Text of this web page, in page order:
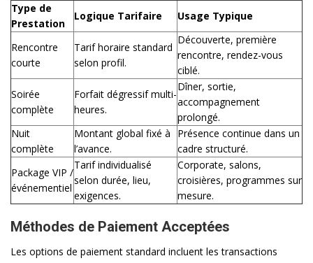
Type de
Prestation
Logique Tarifaire Usage Typique
Rencontre
courte
Tarif horaire standard
selon profil.
Découverte, première
rencontre, rendez-vous
ciblé.
Soirée
complète
Forfait dégressif multi-
heures.
Dîner, sortie,
accompagnement
prolongé.
Nuit
complète
Montant global fixé à
l’avance.
Présence continue dans un
cadre structuré.
Package VIP /
événementiel
Tarif individualisé
selon durée, lieu,
exigences.
Corporate, salons,
croisières, programmes sur
mesure.
Méthodes de Paiement Acceptées
Les options de paiement standard incluent les transactions